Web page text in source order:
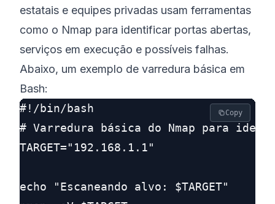
estatais e equipes privadas usam ferramentas
como o Nmap para identificar portas abertas,
serviços em execução e possíveis falhas.
Abaixo, um exemplo de varredura básica em
Bash:
#!/bin/bash
# Varredura básica do Nmap para
TARGET="192.168.1.1"
echo "Escaneando alvo: $TARGET"
Copy